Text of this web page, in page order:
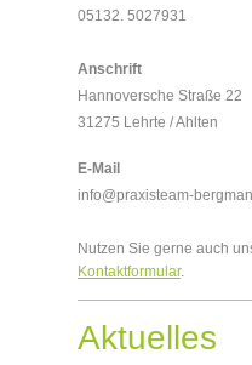
05132. 5027931
Anschrift
Hannoversche Straße 22
31275 Lehrte / Ahlten
E-Mail
info@praxisteam-
Nutzen Sie gerne auch
Kontaktformular.
Aktuelles